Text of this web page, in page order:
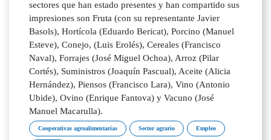
sectores que han estado presentes y han compartido sus
impresiones son Fruta (con su representante Javier
Basols), Hortícola (Eduardo Bericat), Porcino (Manuel
Esteve), Conejo, (Luis Erolés), Cereales (Francisco
Naval), Forrajes (José Miguel Ochoa), Arroz (Pilar
Cortés), Suministros (Joaquín Pascual), Aceite (Alicia
Hernández), Piensos (Francisco Lara), Vino (Antonio
Ubide), Ovino (Enrique Fantova) y Vacuno (José
Manuel Macarulla).
Cooperativas agroalimentarias Sector agrario Empleo